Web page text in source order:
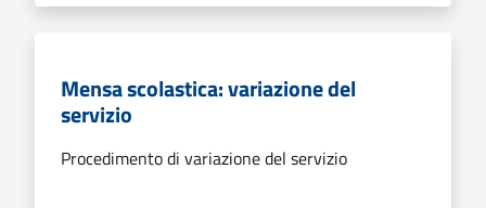
Mensa scolastica: variazione del
servizio
Procedimento di variazione del servizio